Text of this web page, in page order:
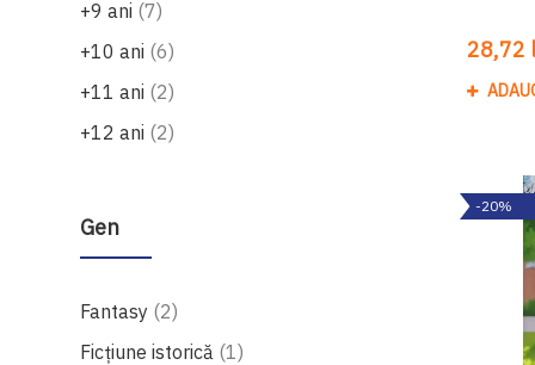
+9 ani 7produse
+10 ani 6produse
+11 ani 2produse
+12 ani 2produse
Gen
Fantasy 2produse
Ficțiune istorică 1produs
28,72
-20%